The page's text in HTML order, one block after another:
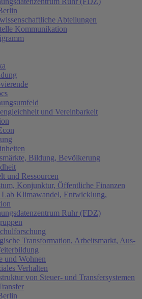
Abteilungen
Kommunikation
und Vereinbarkeit
Bildung, Bevölkerung
und Ressourcen
Konjunktur, Öffentliche Finanzen
Lab Klimawandel, Entwicklung,
Ruhr (FDZ)
Transformation, Arbeitsmarkt, Aus-
und Wohnen
Verhalten
von Steuer- und Transfersystemen